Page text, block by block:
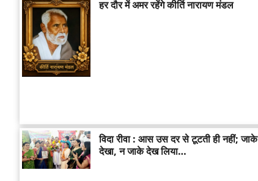
हर दौर में अमर रहेंगे कीर्ति नारायण मंडल
विदा रीवा : आस उस दर से टूटती ही नहीं; जाके
देखा, न जाके देख लिया…